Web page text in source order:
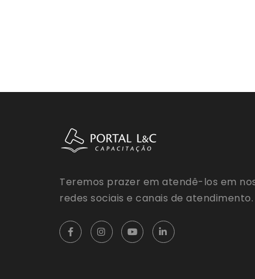
Teremos prazer em atendê-los em
redes sociais e canais de atendimento.